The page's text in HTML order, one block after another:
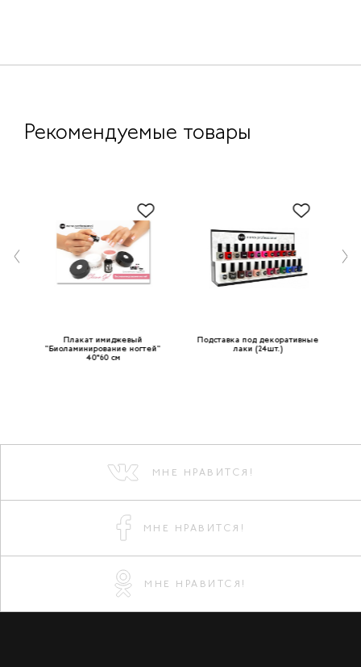
Рекомендуемые товары
Плакат имиджевый
"Биоламинирование ногтей"
40*60 см
Подставка под декоративные
лаки (24шт.)
МНЕ НРАВИТСЯ!
МНЕ НРАВИТСЯ!
МНЕ НРАВИТСЯ!